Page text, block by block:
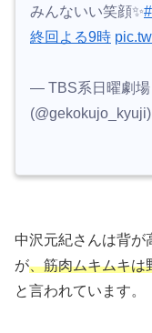
みんないい笑顔✨
終回よる9時
— TBS系日曜劇場
(@gekokujo_kyuji)
中沢元紀さんは背が
が、筋肉ムキムキは
と言われています。